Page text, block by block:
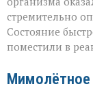
стремительно
Состояние
поместили в
Мимолётное